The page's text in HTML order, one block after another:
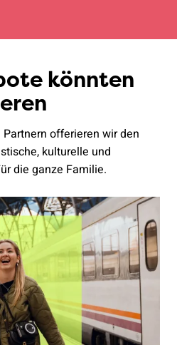
könnten
offerieren wir den
kulturelle und
die ganze Familie.